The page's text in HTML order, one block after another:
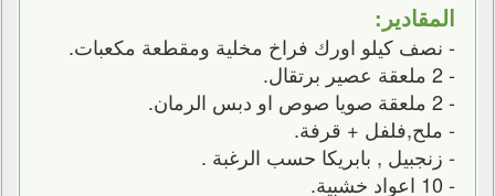
المقادير:
- نصف كيلو اورك فراخ مخلية ومقطعة مكعبات.
- 2 ملعقة عصير برتقال.
- 2 ملعقة صويا صوص او دبس الرمان.
- ملح,فلفل + قرفة.
- زنجبيل , بابريكا حسب الرغبة .
- 10 اعواد خشبية.